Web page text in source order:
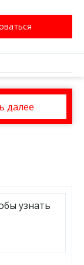
далее
узнать